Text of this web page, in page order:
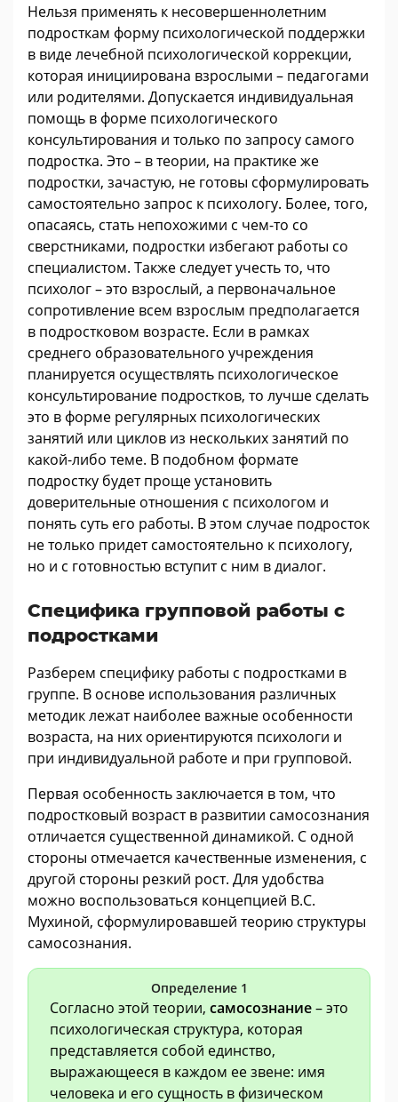
Нельзя применять к несовершеннолетним
подросткам форму психологической поддержки
в виде лечебной психологической коррекции,
которая инициирована взрослыми – педагогами
или родителями. Допускается индивидуальная
помощь в форме психологического
консультирования и только по запросу самого
подростка. Это – в теории, на практике же
подростки, зачастую, не готовы сформулировать
самостоятельно запрос к психологу. Более, того,
опасаясь, стать непохожими с чем-то со
сверстниками, подростки избегают работы со
специалистом. Также следует учесть то, что
психолог – это взрослый, а первоначальное
сопротивление всем взрослым предполагается
в подростковом возрасте. Если в рамках
среднего образовательного учреждения
планируется осуществлять психологическое
консультирование подростков, то лучше сделать
это в форме регулярных психологических
занятий или циклов из нескольких занятий по
какой-либо теме. В подобном формате
подростку будет проще установить
доверительные отношения с психологом и
понять суть его работы. В этом случае подросток
не только придет самостоятельно к психологу,
но и с готовностью вступит с ним в диалог.
Специфика групповой работы с
подростками
Разберем специфику работы с подростками в
группе. В основе использования различных
методик лежат наиболее важные особенности
возраста, на них ориентируются психологи и
при индивидуальной работе и при групповой.
Первая особенность заключается в том, что
подростковый возраст в развитии самосознания
отличается существенной динамикой. С одной
стороны отмечается качественные изменения, с
другой стороны резкий рост. Для удобства
можно воспользоваться концепцией В.С.
Мухиной, сформулировавшей теорию структуры
самосознания.
Определение 1
Согласно этой теории, самосознание– это
психологическая структура, которая
представляется собой единство,
выражающееся в каждом ее звене: имя
человека и его сущность в физическом